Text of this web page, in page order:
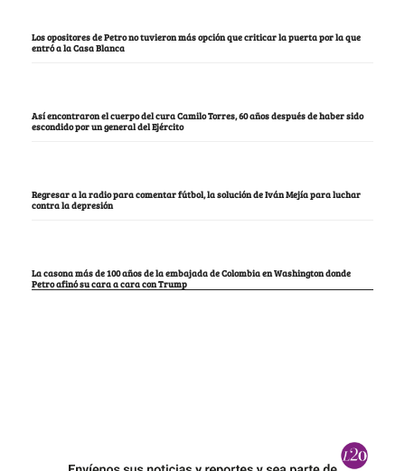
Los opositores de Petro no tuvieron más opción que criticar la puerta por la que
entró a la Casa Blanca
Así encontraron el cuerpo del cura Camilo Torres, 60 años después de haber sido
escondido por un general del Ejército
Regresar a la radio para comentar fútbol, la solución de Iván Mejía para luchar
contra la depresión
La casona más de 100 años de la embajada de Colombia en Washington donde
Petro afinó su cara a cara con Trump